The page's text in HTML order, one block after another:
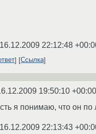
16.12.2009 22:12:48
Ссылка
19:50:10 +00:00
я понимаю, что он
16.12.2009 22:13:43